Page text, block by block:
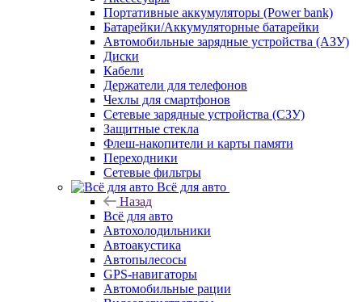
Портативные аккумуляторы (Power bank)
Батарейки/Аккумуляторные батарейки
Автомобильные зарядные устройства (АЗУ)
Диски
Кабели
Держатели для телефонов
Чехлы для смартфонов
Сетевые зарядные устройства (СЗУ)
Защитные стекла
Флеш-накопители и карты памяти
Переходники
Сетевые фильтры
Всё для авто
Назад
Всё для авто
Автохолодильники
Автоакустика
Автопылесосы
GPS-навигаторы
Автомобильные рации